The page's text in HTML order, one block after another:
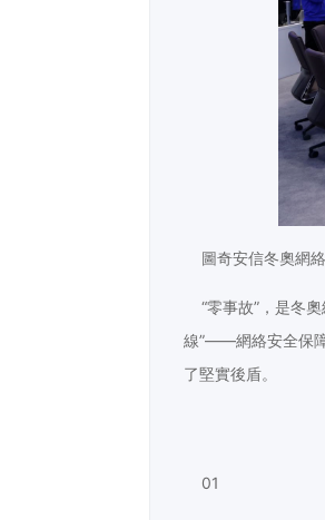
圖奇安信冬奧網
“零事故”，是冬奧
線”——網絡安全保障
了堅實後盾。
01